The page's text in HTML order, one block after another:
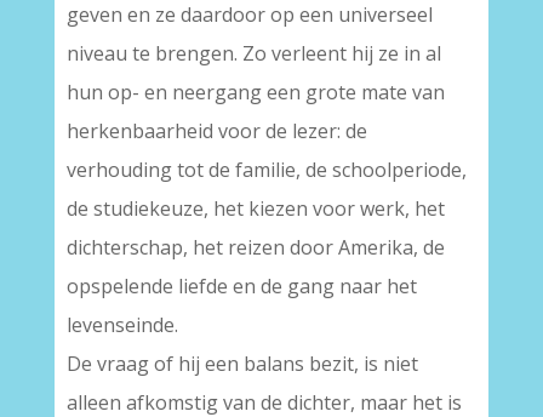
geven en ze daardoor op een universeel
niveau te brengen. Zo verleent hij ze in al
hun op- en neergang een grote mate van
herkenbaarheid voor de lezer: de
verhouding tot de familie, de schoolperiode,
de studiekeuze, het kiezen voor werk, het
dichterschap, het reizen door Amerika, de
opspelende liefde en de gang naar het
levenseinde.
De vraag of hij een balans bezit, is niet
alleen afkomstig van de dichter, maar het is